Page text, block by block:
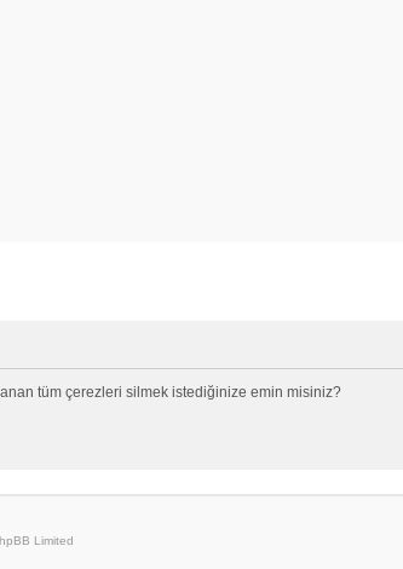
tüm çerezleri silmek istediğinize emin misiniz?
Limited